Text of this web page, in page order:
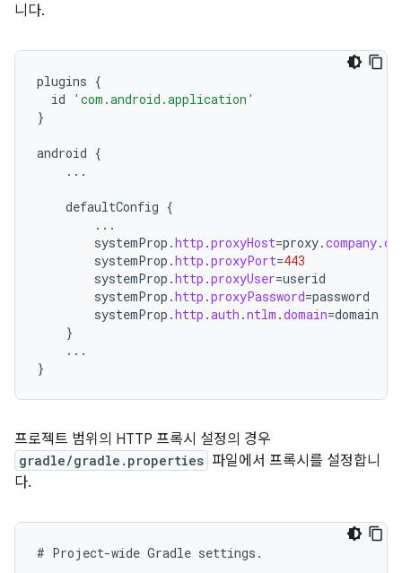
니다.
plugins {
id
'com.android.application'
}
android {
...
defaultConfig {
...
systemProp .http .proxyHost=proxy.company.
systemProp .http .proxyPort=443
systemProp .http .proxyUser=userid
systemProp .http .proxyPassword=password
systemProp .http .auth .ntlm .domain=domain
}
...
}
프로젝트 범위의 HTTP 프록시 설정의 경우
gradle/gradle.properties 파일에서 프록시를 설정합니
다.
# Project-wide Gradle settings .